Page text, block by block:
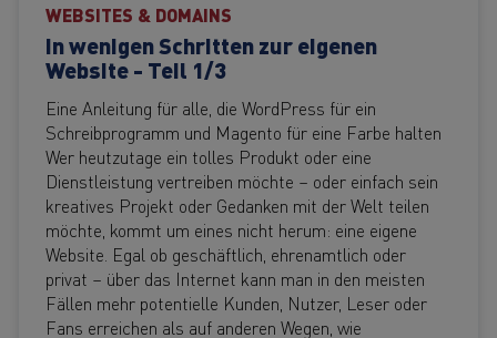
WEBSITES & DOMAINS
In wenigen Schritten zur eigenen
Website - Teil 1/3
Eine Anleitung für alle, die WordPress für ein
Schreibprogramm und Magento für eine Farbe halten
Wer heutzutage ein tolles Produkt oder eine
Dienstleistung vertreiben möchte – oder einfach sein
kreatives Projekt oder Gedanken mit der Welt teilen
möchte, kommt um eines nicht herum: eine eigene
Website. Egal ob geschäftlich, ehrenamtlich oder
privat – über das Internet kann man in den meisten
Fällen mehr potentielle Kunden, Nutzer, Leser oder
Fans erreichen als auf anderen Wegen, wie